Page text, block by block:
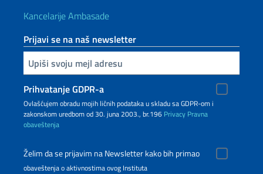
Kancelarije Ambasade
Prijavi se na naš newsletter
Upiši vaš imejl
Prihvatanje GDPR-a
Ovlašćujem obradu mojih ličnih podataka u skladu sa GDPR-om i
zakonskom uredbom od 30. juna 2003., br.196 Privacy Pravna
obaveštenja
Želim da se prijavim na Newsletter kako bih primao
obaveštenja o aktivnostima ovog Instituta